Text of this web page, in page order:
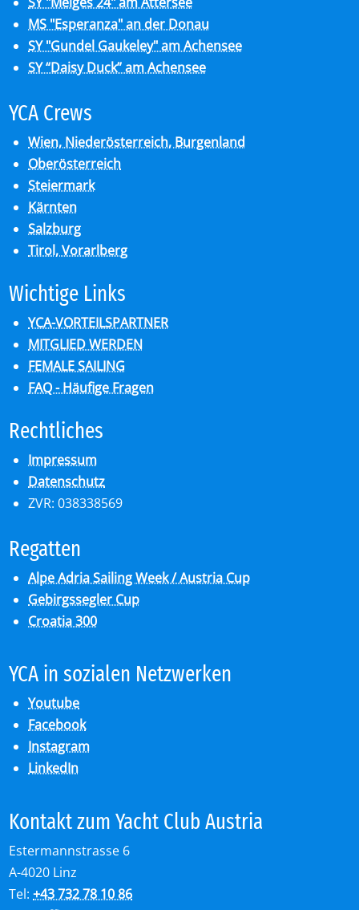
MS "Esperanza" an der Donau
SY "Gundel Gaukeley" am Achensee
SY “Daisy Duck” am Achensee
YCA Crews
Wien, Niederösterreich, Burgenland
Oberösterreich
Steiermark
Kärnten
Salzburg
Tirol, Vorarlberg
Wich­ti­ge Links
YCA-VORTEILSPARTNER
MITGLIED WERDEN
FEMALE SAILING
FAQ - Häufige Fragen
Recht­li­ches
Impressum
Datenschutz
ZVR: 038338569
Re­gat­ten
Alpe Adria Sailing Week / Austria Cup
Gebirgssegler Cup
Croatia 300
YCA in so­zia­len Netz­wer­ken
Youtube
Facebook
Instagram
LinkedIn
Kon­takt zum Yacht Club Aus­tria
Estermannstrasse 6
A-4020 Linz
Tel:+43 732 78 10 86